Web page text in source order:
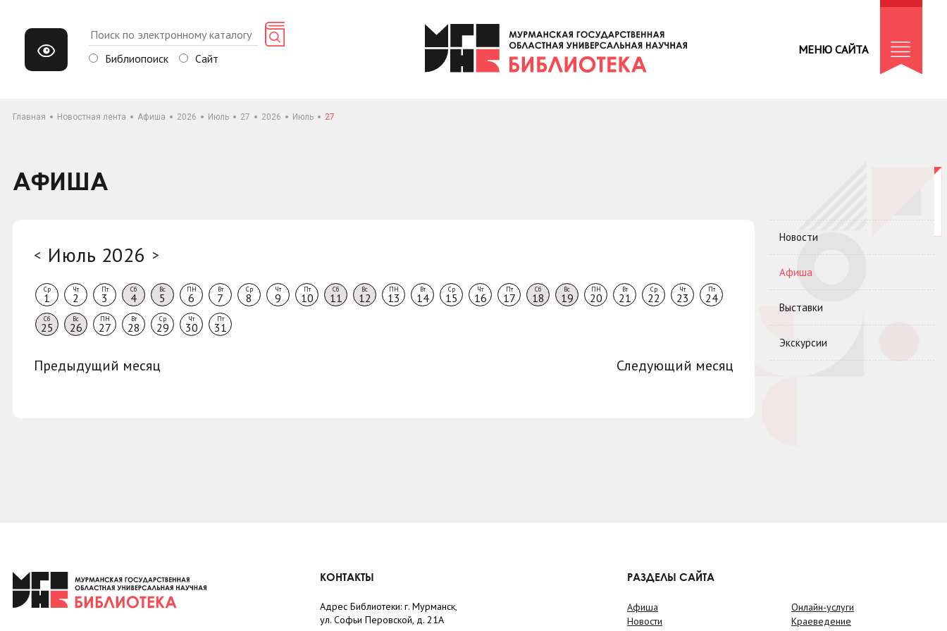
Библиопоиск Сайт
МЕНЮ САЙТА
Главная Новостная лента Афиша 2026 Июль 27 2026 Июль 27
АФИША
< Июль 2026 >
Ср
1
Чт
2
Пт
3
Сб
4
Вс
5
ПН
6
Вт
7
Ср
8
Чт
9
Пт
10
Сб
11
Вс
12
ПН
13
Вт
14
Ср
15
Чт
16
Пт
17
Сб
18
Вс
19
ПН
20
Вт
21
Ср
22
Чт
23
Пт
24
Сб
25
Вс
26
ПН
27
Вт
28
Ср
29
Чт
30
Пт
31
Предыдущий месяц Следующий месяц
Новости
Афиша
Выставки
Экскурсии
КОНТАКТЫ
Адрес Библиотеки: г. Мурманск,
ул. Софьи Перовской, д. 21А
РАЗДЕЛЫ САЙТА
Афиша
Новости
Онлайн-услуги
Краеведение